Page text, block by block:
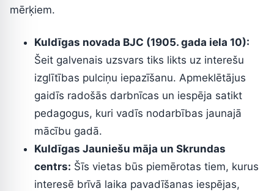
mērķiem.
Kuldīgas novada BJC (1905. gada iela 10):
Šeit galvenais uzsvars tiks likts uz interešu
izglītības pulciņu iepazīšanu. Apmeklētājus
gaidīs radošās darbnīcas un iespēja satikt
pedagogus, kuri vadīs nodarbības jaunajā
mācību gadā.
Kuldīgas Jauniešu māja un Skrundas
centrs: Šīs vietas būs piemērotas tiem, kurus
interesē brīvā laika pavadīšanas iespējas,